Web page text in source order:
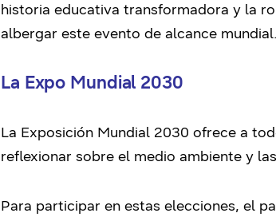
historia educativa transformadora y la
albergar este evento de alcance mundial.
La Expo Mundial 2030
La Exposición Mundial 2030 ofrece a
reflexionar sobre el medio ambiente y
Para participar en estas elecciones, el